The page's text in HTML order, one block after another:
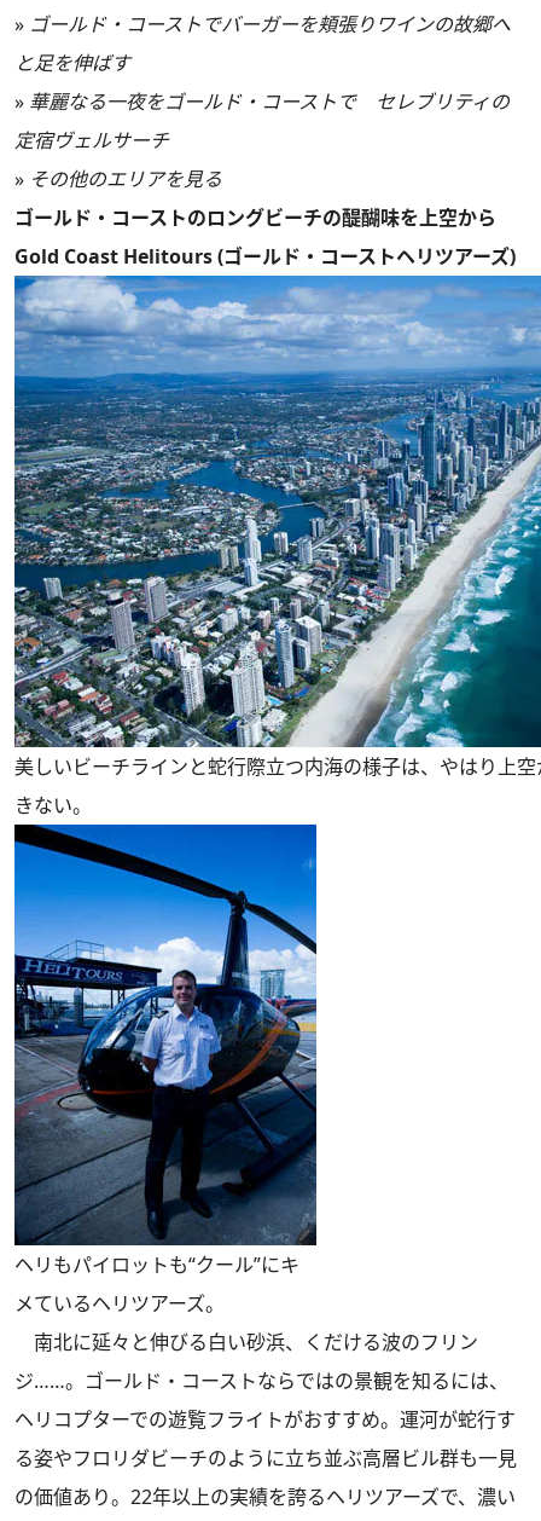
» ゴールド・コーストでバーガーを頬張りワインの故郷へ
と足を伸ばす
» 華麗なる一夜をゴールド・コーストで セレブリティの
定宿ヴェルサーチ
» その他のエリアを見る
ゴールド・コーストのロングビーチの醍醐味を上空から
Gold Coast Helitours (ゴールド・コーストヘリツアーズ)
美しいビーチラインと蛇行際立つ内海の様子は、やはり上
きない。
ヘリもパイロットも“クール”にキ
メているヘリツアーズ。
南北に延々と伸びる白い砂浜、くだける波のフリン
ジ……。ゴールド・コーストならではの景観を知るには、
ヘリコプターでの遊覧フライトがおすすめ。運河が蛇行す
る姿やフロリダビーチのように立ち並ぶ高層ビル群も一見
の価値あり。22年以上の実績を誇るヘリツアーズで、濃い